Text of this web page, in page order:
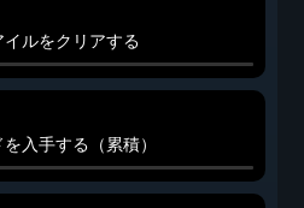
ルをクリアする
入手する（累積）